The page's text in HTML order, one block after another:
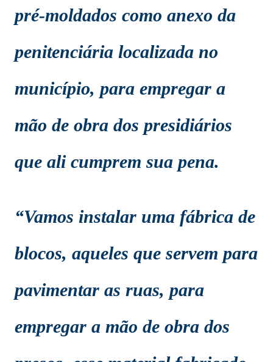
pré-moldados como anexo da
penitenciária localizada no
município, para empregar a
mão de obra dos presidiários
que ali cumprem sua pena.
“Vamos instalar uma fábrica de
blocos, aqueles que servem para
pavimentar as ruas, para
empregar a mão de obra dos